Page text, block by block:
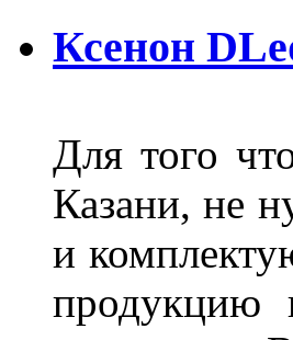
Ксенон
Для того
Казани, не
и
продукцию